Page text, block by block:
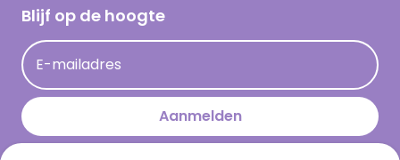
Hallmark Kaartclub
Acties
Persberichten
Hallmark en Kinderpostzegels
Kaartinspiratie
Blijf op de hoogte
E-mailadres
Aanmelden